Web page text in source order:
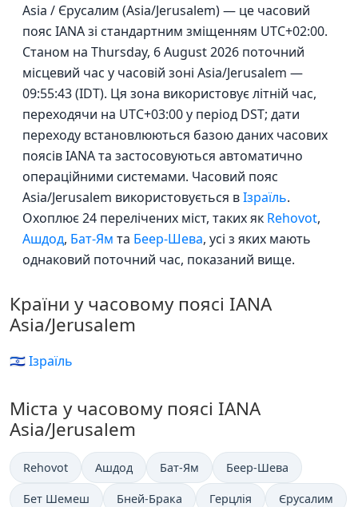
Asia / Єрусалим (Asia/Jerusalem) — це часовий
пояс IANA зі стандартним зміщенням UTC+02:00.
Станом на Thursday, 6 August 2026 поточний
місцевий час у часовій зоні Asia/Jerusalem —
09:55:43 (IDT). Ця зона використовує літній час,
переходячи на UTC+03:00 у період DST; дати
переходу встановлюються базою даних часових
поясів IANA та застосовуються автоматично
операційними системами. Часовий пояс
Asia/Jerusalem використовується вІзраїль.
Охоплює 24 перелічених міст, таких як Rehovot,
Ашдод, Бат-Ям та Беер-Шева, усі з яких мають
однаковий поточний час, показаний вище.
Країни у часовому поясі IANA
Asia/Jerusalem
🇮🇱 Ізраїль
Міста у часовому поясі IANA
Asia/Jerusalem
Rehovot Ашдод Бат-Ям Беер-Шева
Бет Шемеш Бней-Брака Герцлія Єрусалим